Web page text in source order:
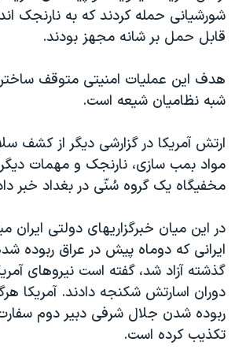
فرهنگ و زندگی
حقوق شهروندی
اقتصادی
علم و فناوری
گالری عکس
آرشیو پخش زنده
مستندها
انتخابات ریاست جمهوری آمریکا ۲۰۲۴
حمله جمهوری اسلامی به اسرائیل
رمز مهسا
اعتراضات زن، زندگی، آزادی
مجموعه مستندهای دادخواهی
دادگاه حمید نوری
چهل سال گروگان‌گیری
قانون شفافیت دارائی کادر رهبری ایران
اعتراضات مردمی آبان ۹۸
دنبال کنید
شورشيانی حمله کردند که به نارنجک
قابل حمل بر شانه مجهز بودند.
هدف اين عمليات امنيتی متوقف
شبه نظاميان شيعه است.
ارتش آمريکا در گزارشی ديگر از کشف
مواد بمب سازی، نارنجک و مهمات
مخفيگاه يک گروه سُنّی در بغداد خبر
در اين ميان خبرگزاريهای دولتی ايران
ايرانی که دوماه پيش در عراق ربوده
گذشته آزاد شد، گفته است نيروهای
دوران اسارتش شکنجه دادند. آمريکا
ربوده شدن جلال شرفی دبير دوم سفارت
تکذيب کرده است.